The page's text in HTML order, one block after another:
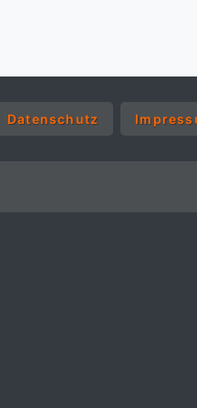
Datenschutz